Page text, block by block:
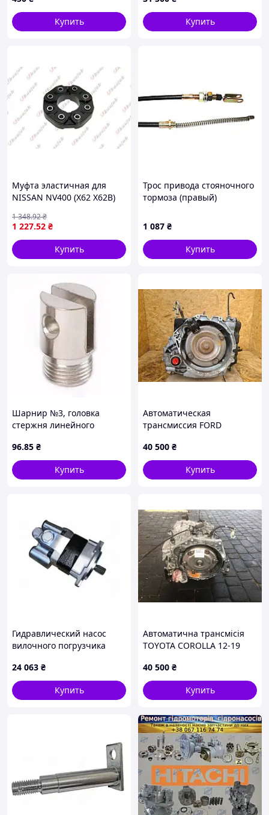
Купить
Купить
Муфта эластичная для
NISSAN NV400 (X62 X62B)
VR022
1 227.52 ₴
1 348.92₴
Купить
Трос привода стояночного
тормоза (правый)
16600-71
1 087 ₴
Купить
Шарнир №3, головка
стержня линейного
96.85 ₴
Купить
Автоматическая
трансмиссия FORD
7000-V
40 500 ₴
Купить
Гидравлический насос
вилочного погрузчика
24 063 ₴
Купить
Автоматична трансмісія
TOYOTA COROLLA 12-19
40 500 ₴
Купить